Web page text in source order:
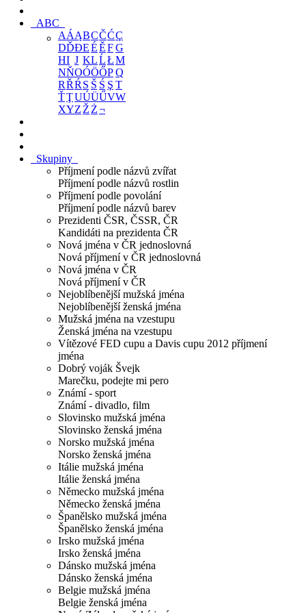
ABC
AÁĄBCČĆÇ
DĎĐEÉĚFG
HI J KLĹŁM
NŇOÓÖŐPQ
RŘŔ S Š Ś Ş T
ŤŢUÚÜŰVW
XYZ Ž Ż¬
Skupiny
Příjmení podle názvů zvířat
Příjmení podle názvů rostlin
Příjmení podle povolání
Příjmení podle názvů barev
Prezidenti ČSR, ČSSR, ČR
Kandidáti na prezidenta ČR
Nová jména v ČR jednoslovná
Nová příjmení v ČR jednoslovná
Nová jména v ČR
Nová příjmení v ČR
Nejoblíbenější mužská jména
Nejoblíbenější ženská jména
Mužská jména na vzestupu
Ženská jména na vzestupu
Vítězové FED cupu a Davis cupu 2012 příjmení
jména
Dobrý voják Švejk
Marečku, podejte mi pero
Známí - sport
Známí - divadlo, film
Slovinsko mužská jména
Slovinsko ženská jména
Norsko mužská jména
Norsko ženská jména
Itálie mužská jména
Itálie ženská jména
Německo mužská jména
Německo ženská jména
Španělsko mužská jména
Španělsko ženská jména
Irsko mužská jména
Irsko ženská jména
Dánsko mužská jména
Dánsko ženská jména
Belgie mužská jména
Belgie ženská jména